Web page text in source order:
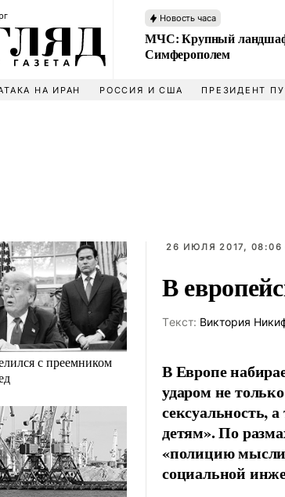
Новость часа
МЧС: Крупный
Симферополем
НА ИРАН РОССИЯ И США ПРЕЗИДЕНТ
с преемником
26 ИЮЛЯ 2017, 08:06
В
Tекст: Виктория
В Европе
ударом не
сексуальность,
детям». По
«полицию
социальной